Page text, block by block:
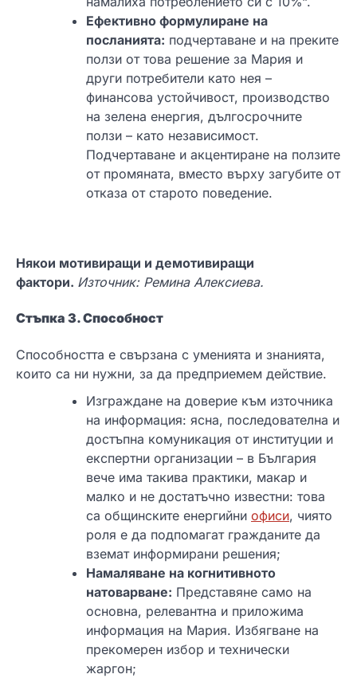
Ефективно формулиране на
посланията: подчертаване и на преките
ползи от това решение за Мария и
други потребители като нея –
финансова устойчивост, производство
на зелена енергия, дългосрочните
ползи – като независимост.
Подчертаване и акцентиране на ползите
от промяната, вместо върху загубите от
отказа от старото поведение.
Някои мотивиращи и демотивиращи
фактори. Източник: Ремина Алексиева.
Стъпка 3. Способност
Способността е свързана с уменията и знанията,
които са ни нужни, за да предприемем действие.
Изграждане на доверие към източника
на информация: ясна, последователна и
достъпна комуникация от институции и
експертни организации – в България
вече има такива практики, макар и
малко и не достатъчно известни: това
са общинските енергийни офиси, чиято
роля е да подпомагат гражданите да
вземат информирани решения;
Намаляване на когнитивното
натоварване: Представяне само на
основна, релевантна и приложима
информация на Мария. Избягване на
прекомерен избор и технически
жаргон;